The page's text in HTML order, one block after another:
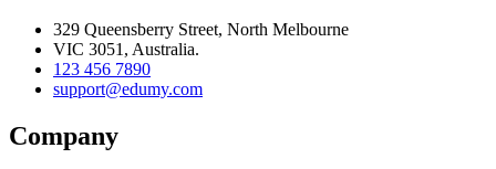
329 Queensberry Street, North Melbourne
VIC 3051, Australia.
123 456 7890
support@edumy.com
Company